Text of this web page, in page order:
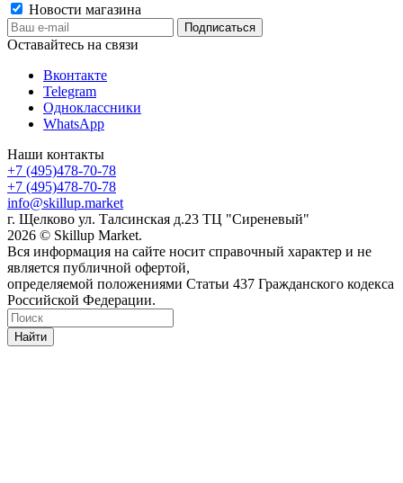
Новости магазина
Оставайтесь на связи
Вконтакте
Telegram
Одноклассники
WhatsApp
Наши контакты
+7 (495)478-70-78
+7 (495)478-70-78
info@skillup.market
г. Щелково ул. Талсинская д.23 ТЦ "Сиреневый"
2026 © Skillup Market.
Вся информация на сайте носит справочный характер и не
является публичной офертой,
определяемой положениями Статьи 437 Гражданского кодекса
Российской Федерации.
Найти